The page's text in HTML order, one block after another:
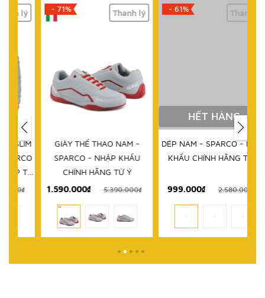
Thanh lý
GIÀY THỂ THAO NAM -
SPARCO - NHẬP KHẨU
CHÍNH HÃNG TỪ Ý
1.590.000₫
5.390.000₫
Thanh lý
HẾT HÀNG
DÉP NAM - SPARCO - NHẬP
KHẨU CHÍNH HÃNG TỪ Ý
999.000₫ 2.580.000₫